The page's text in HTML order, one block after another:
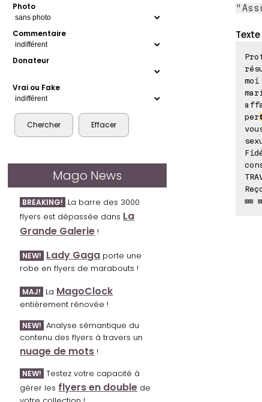
Photo
Commentaire
Donateur
Vrai ou Fake
Mago News
BREAKING! La barre des 3000
flyers est dépassée dans La
Grande Galerie !
NEW! Lady Gaga porte une
robe en flyers de marabouts !
MAJ! La MagoClock
entièrement rénovée !
NEW! Analyse sémantique du
contenu des flyers à travers un
nuage de mots !
NEW! Testez votre capacité à
gérer les flyers en double de
per
⊠⊠